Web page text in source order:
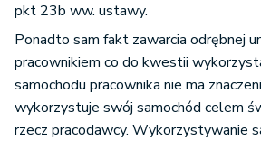
pkt 23b ww. ustawy.
Ponadto sam fakt zawarcia odrębnej
pracownikiem co do kwestii
samochodu pracownika nie ma
wykorzystuje swój samochód celem
rzecz pracodawcy. Wykorzystywanie